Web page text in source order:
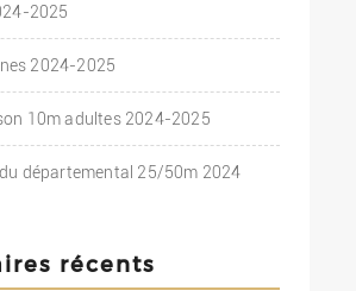
2025
2024-2025
10m adultes 2024-2025
du départemental 25/50m 2024
récents